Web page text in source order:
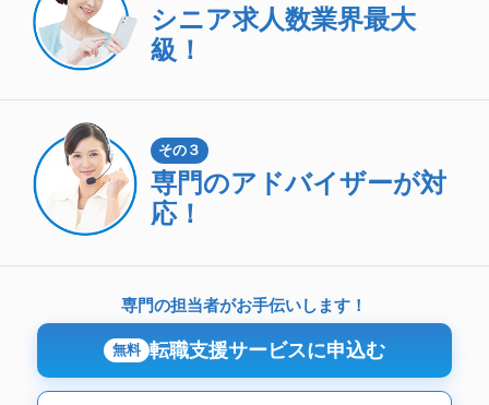
シニア求人数業界最大
級！
その３
専門のアドバイザーが対
応！
専門の担当者がお手伝いします！
無料 転職支援サービスに申込む